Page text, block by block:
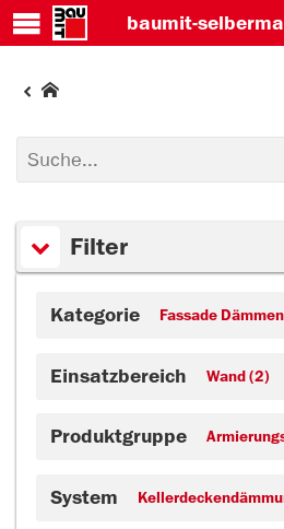
baumit-
Filter
Kategorie Fassade
Einsatzbereich Wand (2)
Produktgruppe
System